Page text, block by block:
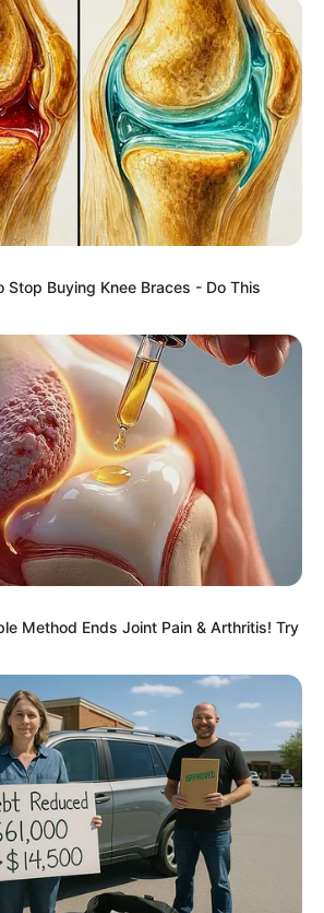
เสืองูเหลือม ไฟไหม้บ้านเรือโลงศพไฟ
โจรขึ้นบ้าน ปลาไหลผีเปรต
นายฝัน
นแม่นยำ ควรให้ตั้งจิตคิดถึงสิ่งแรก ที่เห็น
ฝันว่า "เดินไปที่แห่งหนึ่ง แล้วหันไปมอง
ำที่ควรใช้ ทำนายฝัน คือ "เต่า" เป็นต้น
ฝันเห็นพระ ฝันเห็นกระทง
ฝันเห็นสุนัข ฝันเห็นวัด
น
ดูดวงคู่รัก ทายนิสัยจากวันเกิด
Stop Buying Knee Braces - Do This
Method Ends Joint Pain & Arthritis! Try